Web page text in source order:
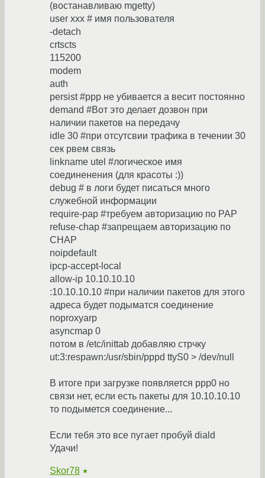
(востанавливаю mgetty)
user xxx # имя пользователя
-detach
crtscts
115200
modem
auth
persist #ppp не убивается а весит постоянно
demand #Вот это делает дозвон при
наличии пакетов на передачу
idle 30 #при отсутсвии трафика в течении 30
сек рвем связь
linkname utel #логическое имя
соединенения (для красоты :))
debug # в логи будет писаться много
служебной информации
require-pap #требуем авторизацию по PAP
refuse-chap #запрещаем авторизацию по
CHAP
noipdefault
ipcp-accept-local
allow-ip 10.10.10.10
:10.10.10.10 #при наличии пакетов для этого
адреса будет подыматся соединение
noproxyarp
asyncmap 0
потом в /etc/inittab добавляю стрчку
ut:3:respawn:/usr/sbin/pppd ttyS0 > /dev/null
В итоге при загрузке появляется ppp0 но
связи нет, если есть пакеты для 10.10.10.10
то подымется соединение...
Если тебя это все пугает пробуй diald
Удачи!
Skor78 ★